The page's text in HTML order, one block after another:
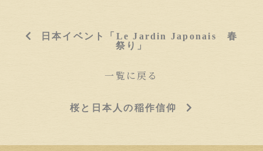
日本イベント「Le Jardin Japonais 春
祭り」
一覧に戻る
桜と日本人の稲作信仰